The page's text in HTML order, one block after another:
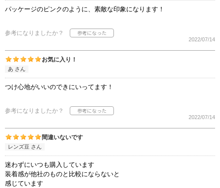
パッケージのピンクのように、素敵な印象になります！
参考になりましたか？
2022/07/14
お気に入り！
あ さん
つけ心地がいいのできにいってます！
参考になりましたか？
2022/07/14
間違いないです
レンズ豆 さん
迷わずにいつも購入しています
装着感が他社のものと比較にならないと
感じています